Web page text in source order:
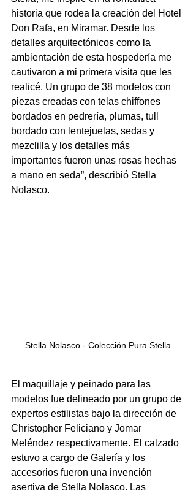
historia que rodea la creación del Hotel
Don Rafa, en Miramar. Desde los
detalles arquitectónicos como la
ambientación de esta hospedería me
cautivaron a mi primera visita que les
realicé. Un grupo de 38 modelos con
piezas creadas con telas chiffones
bordados en pedrería, plumas, tull
bordado con lentejuelas, sedas y
mezclilla y los detalles más
importantes fueron unas rosas hechas
a mano en seda”, describió Stella
Nolasco.
Stella Nolasco - Colección Pura Stella
El maquillaje y peinado para las
modelos fue delineado por un grupo de
expertos estilistas bajo la dirección de
Christopher Feliciano y Jomar
Meléndez respectivamente. El calzado
estuvo a cargo de Galería y los
accesorios fueron una invención
asertiva de Stella Nolasco. Las